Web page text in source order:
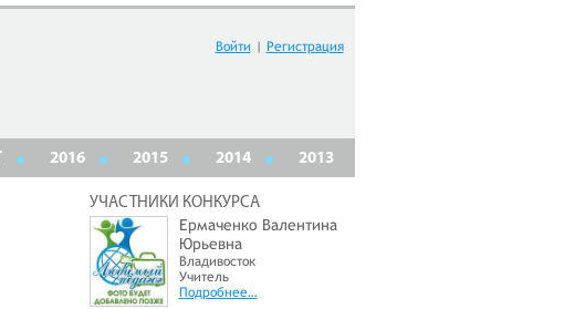
Войти | Регистрация
2016 2015 2014 2013
УЧАСТНИКИ КОНКУРСА
Ермаченко Валентина
Юрьевна
Владивосток
Учитель
Подробнее…